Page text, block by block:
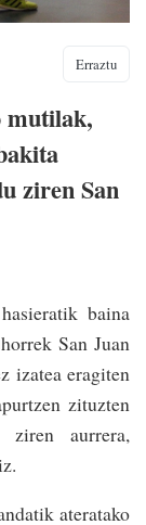
Erraztu
mutilak,
ziren San
baina
San Juan
izatea eragiten
zituzten
aurrera,
ateratako